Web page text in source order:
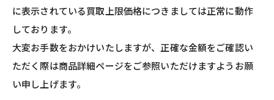
に表示されている買取上限価格につきましては正常に動作
しております。
大変お手数をおかけいたしますが、正確な金額をご確認い
ただく際は商品詳細ページをご参照いただけますようお願
い申し上げます。